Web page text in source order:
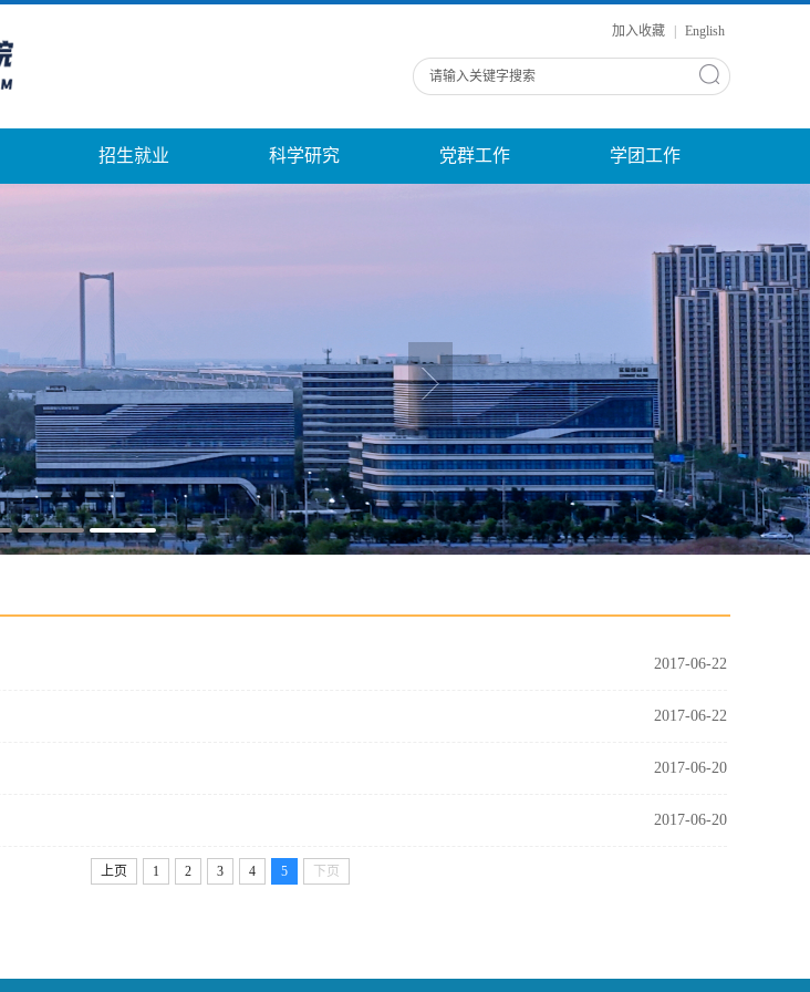
加入收藏 English
招生就业 科学研究 党群工作 学团工作
2017-06-22
2017-06-22
2017-06-20
2017-06-20
上页 1 2 3 4 5 下页